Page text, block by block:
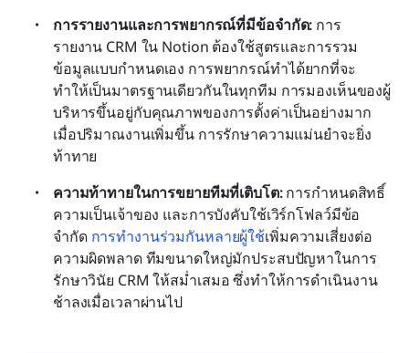
การรายงานและการพยากรณ์ที่มีข้อจำกัด: การ
รายงาน CRM ใน Notion ต้องใช้สูตรและการรวม
ข้อมูลแบบกำหนดเอง การพยากรณ์ทำได้ยากที่จะ
ทำให้เป็นมาตรฐานเดียวกันในทุกทีม การมองเห็นของผู้
บริหารขึ้นอยู่กับคุณภาพของการตั้งค่าเป็นอย่างมาก
เมื่อปริมาณงานเพิ่มขึ้น การรักษาความแม่นยำจะยิ่ง
ท้าทาย
ความท้าทายในการขยายทีมที่เติบโต: การกำหนดสิทธิ์
ความเป็นเจ้าของ และการบังคับใช้เวิร์กโฟลว์มีข้อ
จำกัด การทำงานร่วมกันหลายผู้ใช้เพิ่มความเสี่ยงต่อ
ความผิดพลาด ทีมขนาดใหญ่มักประสบปัญหาในการ
รักษาวินัย CRM ให้สม่ำเสมอ ซึ่งทำให้การดำเนินงาน
ช้าลงเมื่อเวลาผ่านไป